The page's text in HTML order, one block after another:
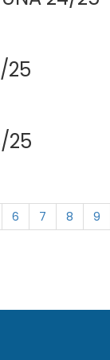
25
25
6 7 8 9